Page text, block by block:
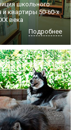
школьного
и квартиры 50-60-х
века
Подробнее